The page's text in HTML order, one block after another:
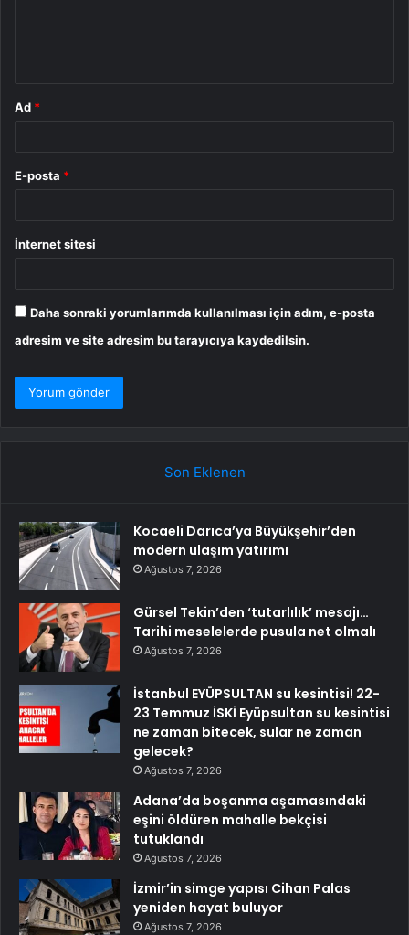
Ad *
E-posta *
İnternet sitesi
Daha sonraki yorumlarımda kullanılması için adım, e-posta
adresim ve site adresim bu tarayıcıya kaydedilsin.
Son Eklenen
Kocaeli Darıca’ya Büyükşehir’den
modern ulaşım yatırımı
Ağustos 7, 2026
Gürsel Tekin’den ‘tutarlılık’ mesajı…
Tarihi meselelerde pusula net olmalı
Ağustos 7, 2026
İstanbul EYÜPSULTAN su kesintisi! 22-
23 Temmuz İSKİ Eyüpsultan su kesintisi
ne zaman bitecek, sular ne zaman
gelecek?
Ağustos 7, 2026
Adana’da boşanma aşamasındaki
eşini öldüren mahalle bekçisi
tutuklandı
Ağustos 7, 2026
İzmir’in simge yapısı Cihan Palas
yeniden hayat buluyor
Ağustos 7, 2026